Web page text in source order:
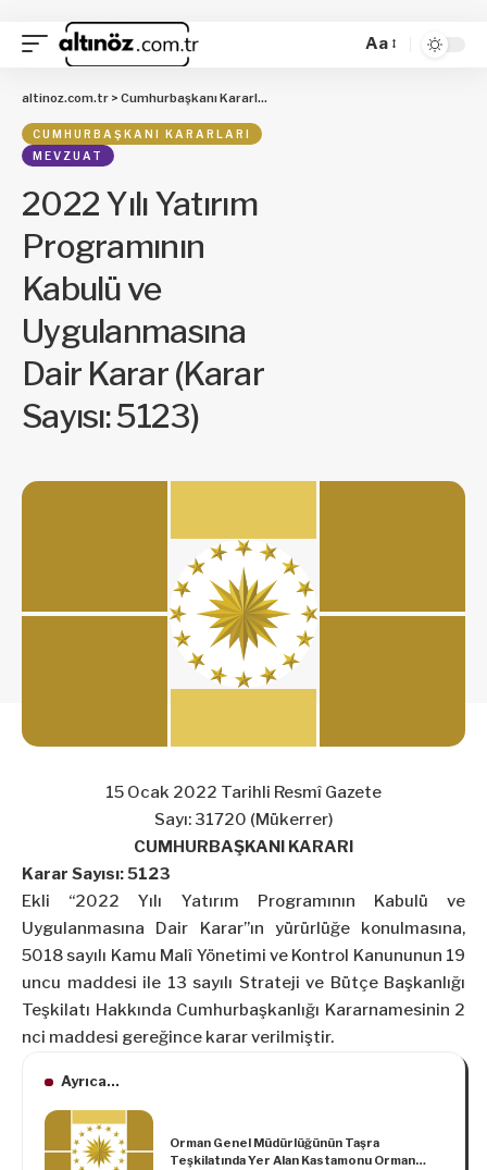
Aa
altinoz.com.tr > Cumhurbaşkanı Kararları
CUMHURBAŞKANI KARARLARI
MEVZUAT
2022 Yılı Yatırım
Programının
Kabulü ve
Uygulanmasına
Dair Karar (Karar
Sayısı: 5123)
15 Ocak 2022 Tarihli Resmî Gazete
Sayı: 31720 (Mükerrer)
CUMHURBAŞKANI KARARI
Karar Sayısı: 5123
Ekli “2022 Yılı Yatırım Programının Kabulü ve
Uygulanmasına Dair Karar”ın yürürlüğe konulmasına,
5018 sayılı Kamu Malî Yönetimi ve Kontrol Kanununun 19
uncu maddesi ile 13 sayılı Strateji ve Bütçe Başkanlığı
Teşkilatı Hakkında Cumhurbaşkanlığı Kararnamesinin 2
nci maddesi gereğince karar verilmiştir.
Ayrıca...
Orman Genel Müdürlüğünün Taşra
Teşkilatında Yer Alan Kastamonu Orman